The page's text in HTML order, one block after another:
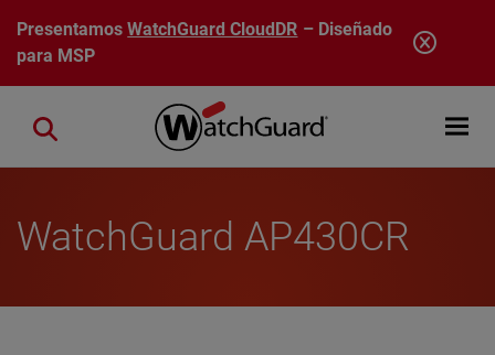
Pasar al contenido principal
PresentamosWatchGuard CloudDR – Diseñado
para MSP
Open
Close search
WatchGuard AP430CR